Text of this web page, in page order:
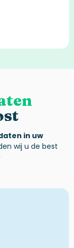
in uw
wij u de best